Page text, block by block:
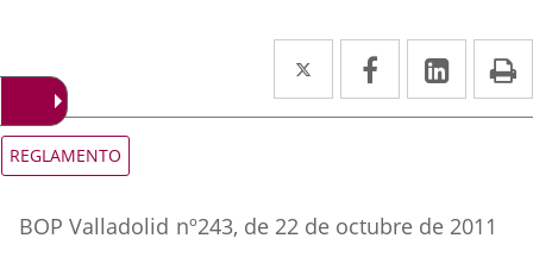
Twitter
Enlace
a
externa.
Facebook
Enlace
a
externa.
Enlace
a
Tipo
de
REGLAMENTO
boletin
BOP Valladolid nº243, de 22 de octubre de 2011